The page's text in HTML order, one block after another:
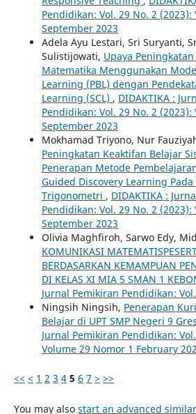
Pendidikan: Vol. 29 No. 2
September 2023
Adela Ayu Lestari, Sri Suryanti,
Sulistijowati, Upaya
Matematika Menggunakan
Learning (PBL) dengan
Learning (SCL) , DIDAKTIKA :
Pendidikan: Vol. 29 No. 2
September 2023
Mokhamad Triyono, Nur
Peningkatan Keaktifan Belajar
Penerapan Metode
Guided Discovery Learning
Trigonometri , DIDAKTIKA :
Pendidikan: Vol. 29 No. 2
September 2023
Olivia Maghfiroh, Sarwo Edy,
KOMUNIKASI
BERDASARKAN KEMAMPUAN
DI KELAS XI MIA 5 SMAN 1
Jurnal Pemikiran Pendidikan:
Ningsih Ningsih, Penerapan
Belajar di UPT SMP Negeri 9
Jurnal Pemikiran Pendidikan:
Volume 29 Nomor 1 February
<< < 1 2 3 4 5 6 7 > >>
You may also start an advanced